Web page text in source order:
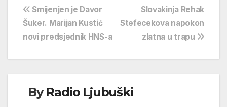
Navigacija
objava
Slovakinja Rehak
Stefecekova napokon
zlatna u trapu
Smijenjen je Davor
Šuker. Marijan Kustić
novi predsjednik HNS-a
ByRadio Ljubuški